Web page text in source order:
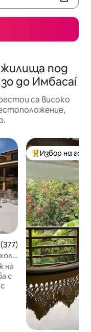
под
до Имбасаí
са високо
оценка: 4,87 от 5,
с
на
с
Най-популярен
Избор на